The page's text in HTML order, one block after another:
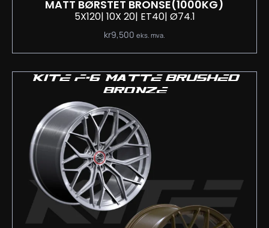
MATT BØRSTET BRONSE(1000KG)
5X120| 10X 20| ET40| Ø74.1
kr9,500 eks. mva.
KITE F-6 MATTE BRUSHED
BRONZE